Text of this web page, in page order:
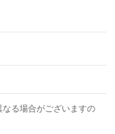
あり
る場合がございますの